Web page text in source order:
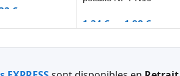
€
1,24 € 1,98 €